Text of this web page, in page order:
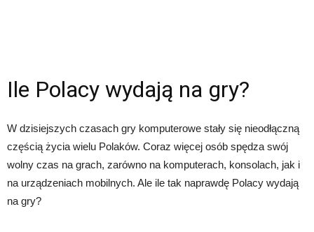
Ile Polacy wydają na gry?
W dzisiejszych czasach gry komputerowe stały się nieodłączną
częścią życia wielu Polaków. Coraz więcej osób spędza swój
wolny czas na grach, zarówno na komputerach, konsolach, jak i
na urządzeniach mobilnych. Ale ile tak naprawdę Polacy wydają
na gry?